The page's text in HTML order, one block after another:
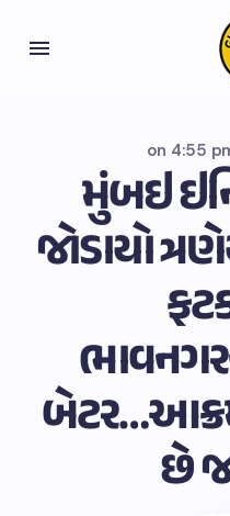
on 4:55
મુંબઇ
જોડાયો
છે